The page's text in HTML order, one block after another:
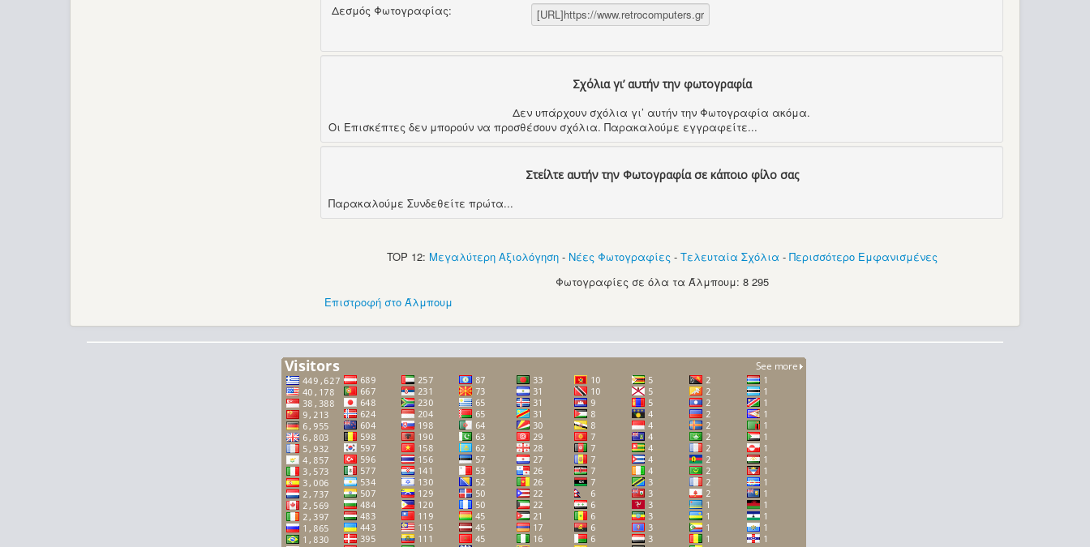
Δεσμός Φωτογραφίας:
Σχόλια γι’ αυτήν την φωτογραφία
Δεν υπάρχουν σχόλια γι’ αυτήν την Φωτογραφία ακόμα.
Οι Επισκέπτες δεν μπορούν να προσθέσουν σχόλια. Παρακαλούμε εγγραφείτε...
Στείλτε αυτήν την Φωτογραφία σε κάποιο φίλο σας
Παρακαλούμε Συνδεθείτε πρώτα...
TOP 12: Μεγαλύτερη Αξιολόγηση- Νέες Φωτογραφίες - Τελευταία Σχόλια - Περισσότερο Εμφανισμένες
Φωτογραφίες σε όλα τα Άλμπουμ: 8 295
Επιστροφή στο Άλμπουμ